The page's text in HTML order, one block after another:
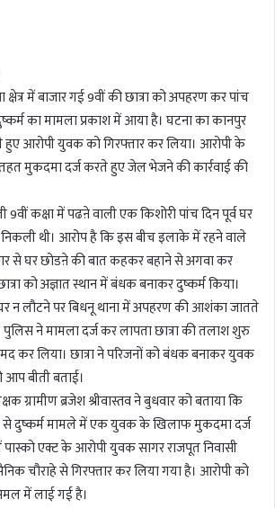
क्षेत्र में बाजार गई 9वीं की छात्रा को अपहरण कर पांच
का मामला प्रकाश में आया है। घटना का कानपुर
आरोपी युवक को गिरफ्तार कर लिया। आरोपी के
मुकदमा दर्ज करते हुए जेल भेजने की कार्रवाई की
कक्षा में पढऩे वाली एक किशोरी पांच दिन पूर्व घर
थी। आरोप है कि इस बीच इलाके में रहने वाले
से घर छोडऩे की बात कहकर बहाने से अगवा कर
को अज्ञात स्थान में बंधक बनाकर दुष्कर्म किया।
न लौटने पर बिधनू थाना में अपहरण की आशंका जातते
ने मामला दर्ज कर लापता छात्रा की तलाश शुरु
कर लिया। छात्रा ने परिजनों को बंधक बनाकर युवक
आप बीती बताई।
ग्रामीण ब्रजेश श्रीवास्तव ने बुधवार को बताया कि
से दुष्कर्म मामले में एक युवक के खिलाफ मुकदमा दर्ज
पास्को एक्ट के आरोपी युवक सागर राजपूत निवासी
चौराहे से गिरफ्तार कर लिया गया है। आरोपी को
में लाई गई है।